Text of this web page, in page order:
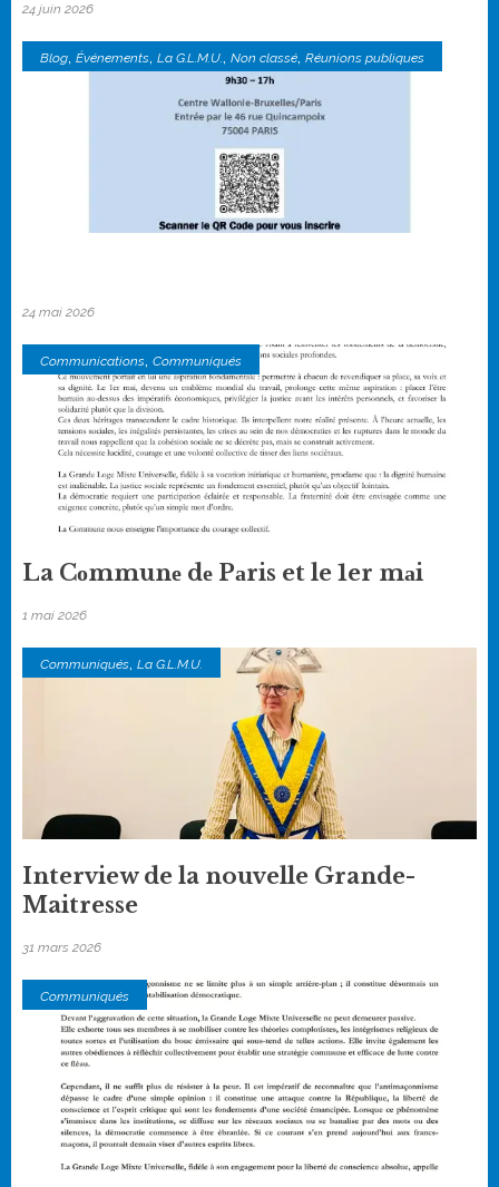
24 juin 2026
Blog Événements La G.L.M.U. Non classé Réunions publiques
24 mai 2026
Communications Communiqués
La Cоmmunе dе Pаris et le 1er mаi
1 mai 2026
Communiqués La G.L.M.U.
Interview de la nouvelle Grande-
Maitresse
31 mars 2026
Communiqués